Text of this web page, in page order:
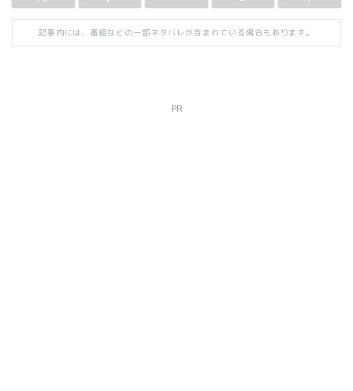
記事内には、番組などの一部ネタバレが含まれている場合もあります。
PR